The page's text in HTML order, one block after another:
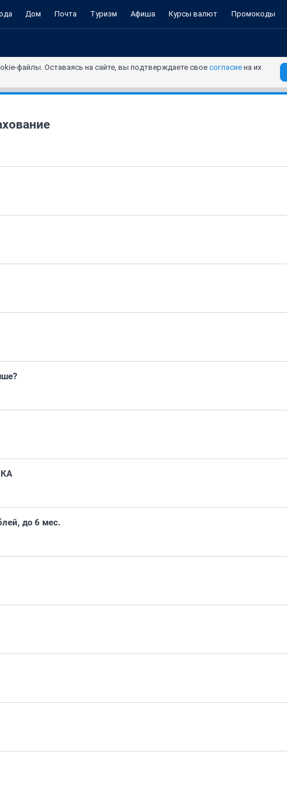
Дом Почта Туризм Афиша Курсы валют Промокоды
файлы. Оставаясь на сайте, вы подтверждаете свое согласие на их
до 6 мес.